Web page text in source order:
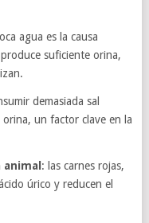
agua es la causa
suficiente orina,
demasiada sal
un factor clave en la
: las carnes rojas,
úrico y reducen el